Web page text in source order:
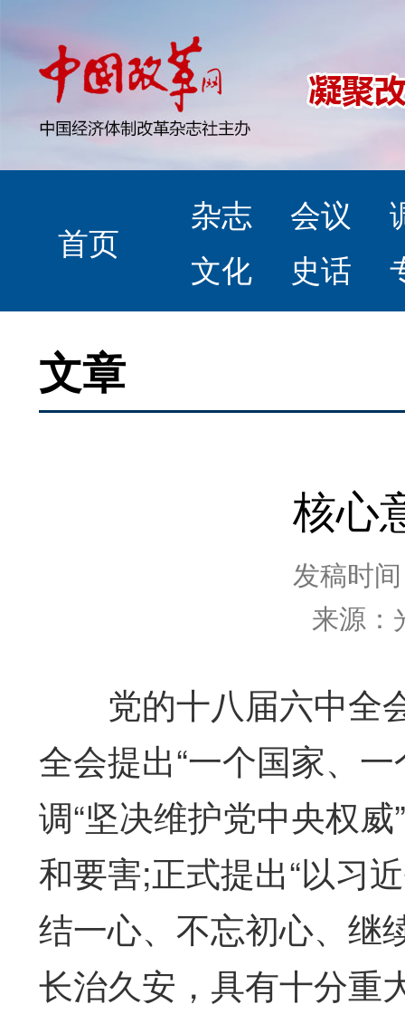
首页
杂志 会议
文化
史话
文章
核心
发稿时
来源：
党的十八届六中全
全会提出“一个国家、
调“坚决维护党中央权
和要害;正式提出“以习
结一心、不忘初心、继
长治久安，具有十分重